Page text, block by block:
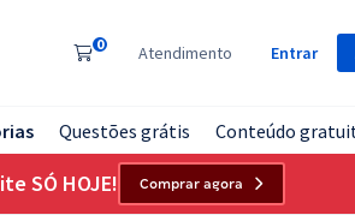
0 Atendimento Entrar
Questões grátis Conteúdo
SÓ HOJE! Comprar agora